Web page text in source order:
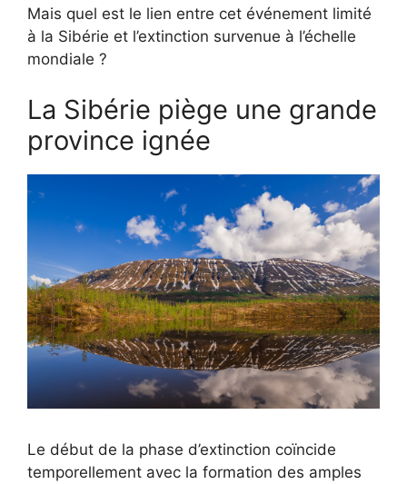
Mais quel est le lien entre cet événement limité
à la Sibérie et l’extinction survenue à l’échelle
mondiale ?
La Sibérie piège une grande
province ignée
Le début de la phase d’extinction coïncide
temporellement avec la formation des amples